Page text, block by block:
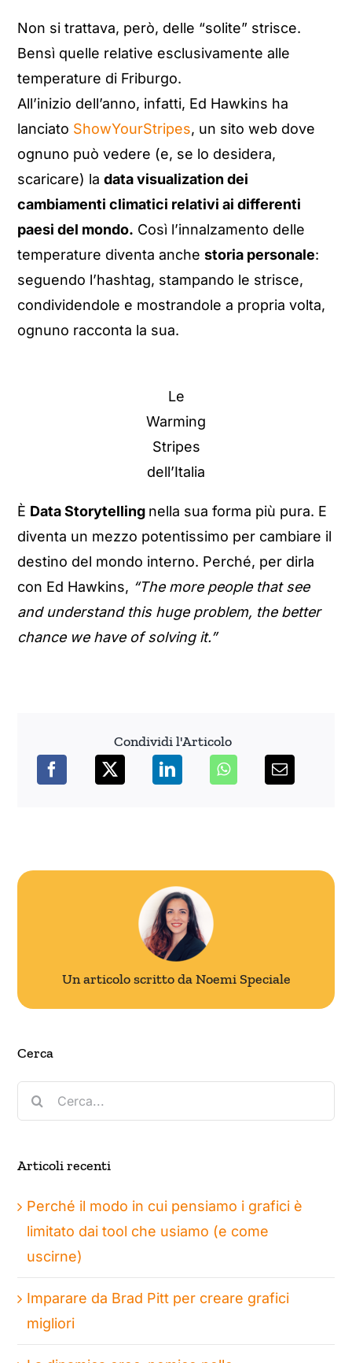
Non si trattava, però, delle “solite” strisce.
Bensì quelle relative esclusivamente alle
temperature di Friburgo.
All’inizio dell’anno, infatti, Ed Hawkins ha
lanciato ShowYourStripes, un sito web dove
ognuno può vedere (e, se lo desidera,
scaricare) ladata visualization dei
cambiamenti climatici relativi ai differenti
paesi del mondo. Così l’innalzamento delle
temperature diventa anchestoria personale:
seguendo l’hashtag, stampando le strisce,
condividendole e mostrandole a propria volta,
ognuno racconta la sua.
Le
Warming
Stripes
dell’Italia
È Data Storytelling nella sua forma più pura. E
diventa un mezzo potentissimo per cambiare il
destino del mondo interno. Perché, per dirla
con Ed Hawkins, “The more people that see
and understand this huge problem, the better
chance we have of solving it.”
Condividi l'Articolo
Un articolo scritto da Noemi Speciale
Cerca
Cerca
per:
Articoli recenti
Perché il modo in cui pensiamo i grafici è
limitato dai tool che usiamo (e come
uscirne)
Imparare da Brad Pitt per creare grafici
migliori